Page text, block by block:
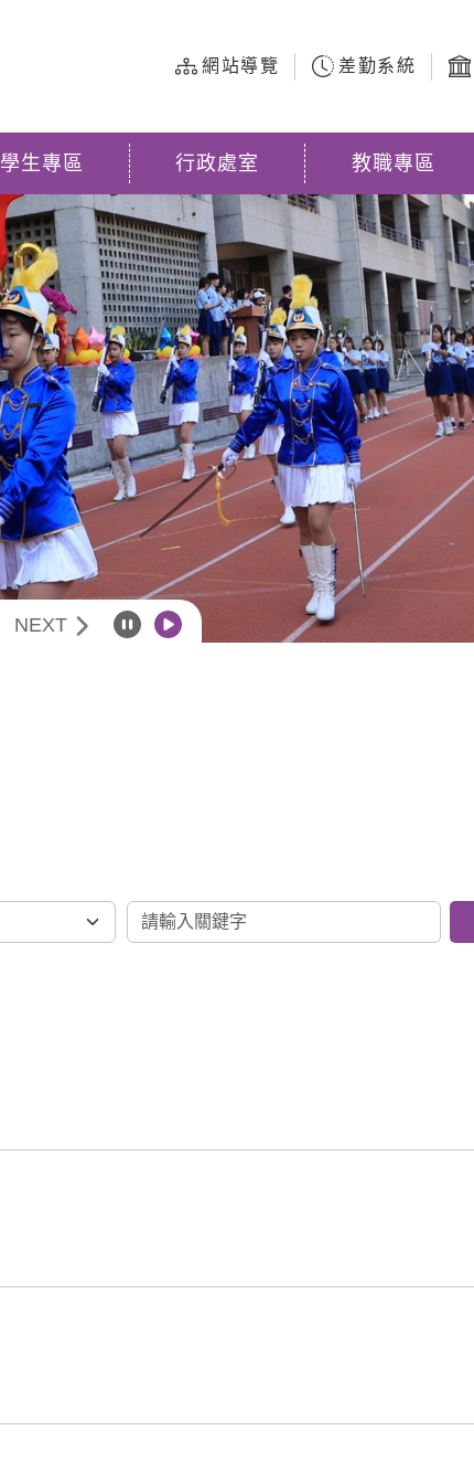
網站導覽 差勤系統
學生專區 行政處室 教職專區
暫停播放開始播放
NEXT
關鍵字搜尋